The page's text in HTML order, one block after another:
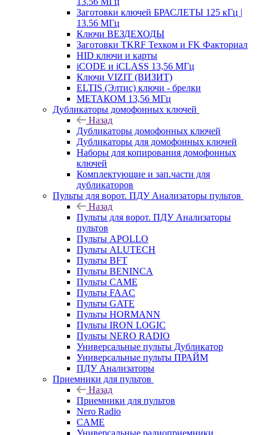
Заготовки ключей БРАСЛЕТЫ 125 кГц |
13.56 МГц
Ключи ВЕЗДЕХОДЫ
Заготовки TKRF Техком и FK Факториал
HID ключи и карты
iCODE и iCLASS 13,56 МГц
Ключи VIZIT (ВИЗИТ)
ELTIS (Элтис) ключи - брелки
МЕТАКОМ 13,56 МГц
Дубликаторы домофонных ключей
Назад
Дубликаторы домофонных ключей
Дубликаторы для домофонных ключей
Наборы для копирования домофонных
ключей
Комплектующие и зап.части для
дубликаторов
Пульты для ворот. ПДУ Анализаторы пультов
Назад
Пульты для ворот. ПДУ Анализаторы
пультов
Пульты APOLLO
Пульты ALUTECH
Пульты BFT
Пульты BENINCA
Пульты CAME
Пульты FAAC
Пульты GATE
Пульты HORMANN
Пульты IRON LOGIC
Пульты NERO RADIO
Универсальные пульты Дубликатор
Универсальные пульты ПРАЙМ
ПДУ Анализаторы
Приемники для пультов
Назад
Приемники для пультов
Nero Radio
CAME
Универсальные радиоприемники